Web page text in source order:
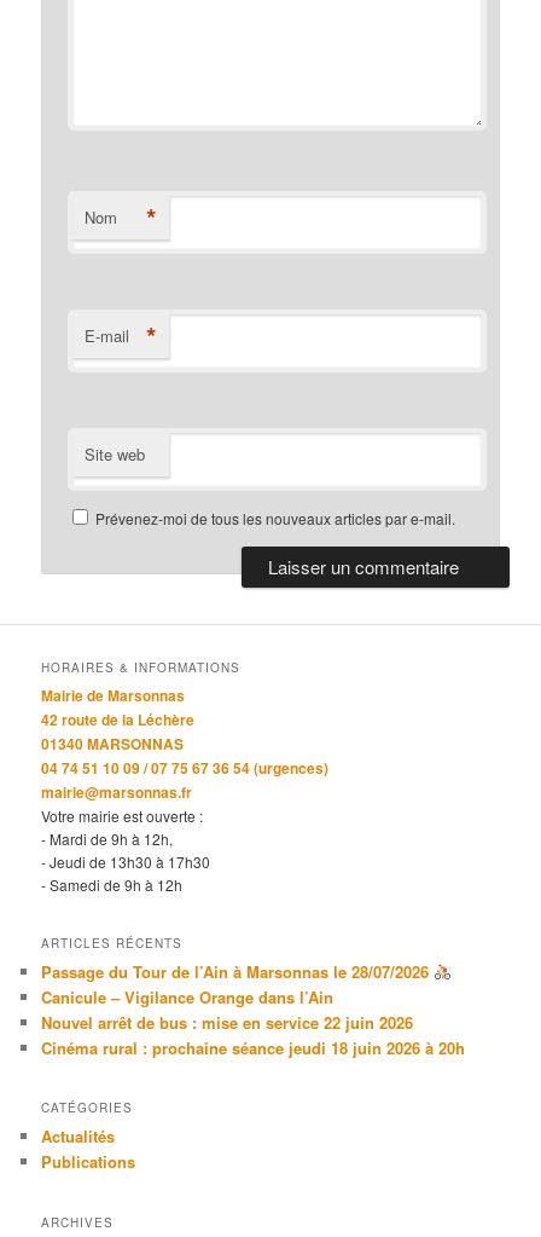
Nom *
E-mail *
Site web
Prévenez-moi de tous les nouveaux articles par e-mail.
HORAIRES & INFORMATIONS
Mairie de Marsonnas
42 route de la Léchère
01340 MARSONNAS
04 74 51 10 09 / 07 75 67 36 54 (urgences)
mairie@marsonnas.fr
Votre mairie est ouverte :
- Mardi de 9h à 12h,
- Jeudi de 13h30 à 17h30
- Samedi de 9h à 12h
ARTICLES RÉCENTS
Passage du Tour de l’Ain à Marsonnas le 28/07/2026
Canicule – Vigilance Orange dans l’Ain
Nouvel arrêt de bus : mise en service 22 juin 2026
Cinéma rural : prochaine séance jeudi 18 juin 2026 à 20h
CATÉGORIES
Actualités
Publications
ARCHIVES